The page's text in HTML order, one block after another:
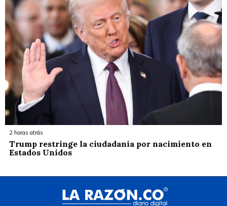
2 horas atrás
Trump restringe la ciudadanía por nacimiento en
Estados Unidos